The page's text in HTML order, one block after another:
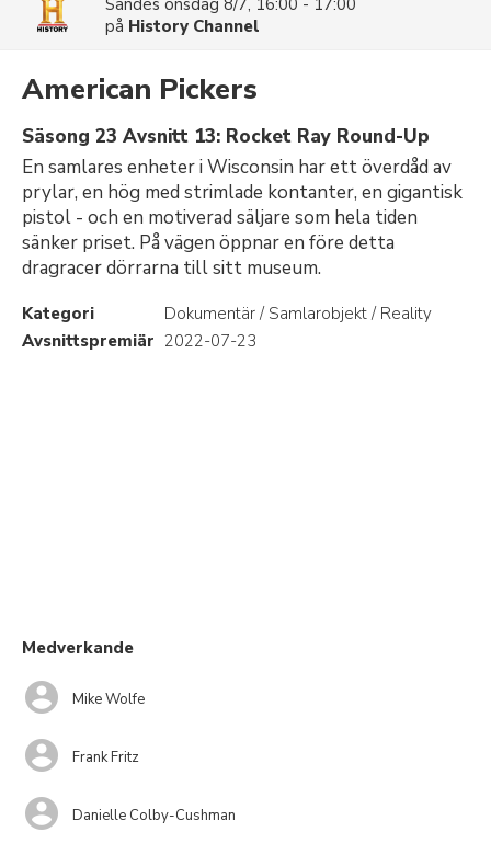
Sändes onsdag 8/7, 16:00 - 17:00
på History Channel
American Pickers
Säsong 23 Avsnitt 13: Rocket Ray Round-Up
En samlares enheter i Wisconsin har ett överdåd av
prylar, en hög med strimlade kontanter, en gigantisk
pistol - och en motiverad säljare som hela tiden
sänker priset. På vägen öppnar en före detta
dragracer dörrarna till sitt museum.
Kategori
Dokumentär / Samlarobjekt / Reality
Avsnittspremiär 2022-07-23
Medverkande
Mike Wolfe
Frank Fritz
Danielle Colby-Cushman